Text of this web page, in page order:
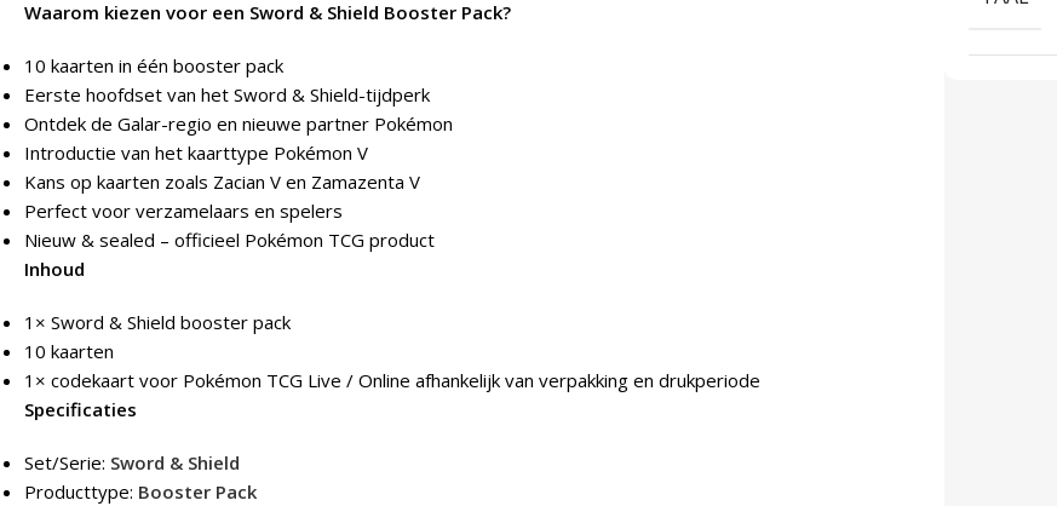
Waarom kiezen voor een Sword & Shield Booster Pack?
10 kaarten in één booster pack
Eerste hoofdset van het Sword & Shield-tijdperk
Ontdek de Galar-regio en nieuwe partner Pokémon
Introductie van het kaarttype Pokémon V
Kans op kaarten zoals Zacian V en Zamazenta V
Perfect voor verzamelaars en spelers
Nieuw & sealed – officieel Pokémon TCG product
Inhoud
1× Sword & Shield booster pack
10 kaarten
1× codekaart voor Pokémon TCG Live / Online afhankelijk van verpakking en drukperiode
Specificaties
Set/Serie: Sword & Shield
Producttype: Booster Pack